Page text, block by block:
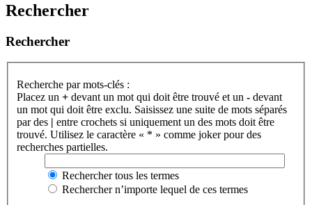
Rechercher
Rechercher
Recherche par mots-clés :
Placez un + devant un mot qui doit être trouvé et un - devant
un mot qui doit être exclu. Saisissez une suite de mots séparés
par des | entre crochets si uniquement un des mots doit être
trouvé. Utilisez le caractère « * » comme joker pour des
recherches partielles.
Rechercher tous les termes
Rechercher n’importe lequel de ces termes